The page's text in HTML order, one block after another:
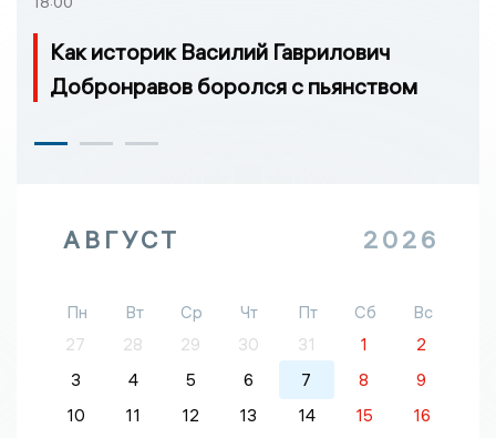
Как историк Василий Гаврилович
Добронравов боролся с пьянством
АВГУСТ 2026
Пн Вт Ср Чт Пт Сб
Вс
27
28 29 30 31 1
2
3
4 5 6 7 8
9
10
11 12 13 14 15
16